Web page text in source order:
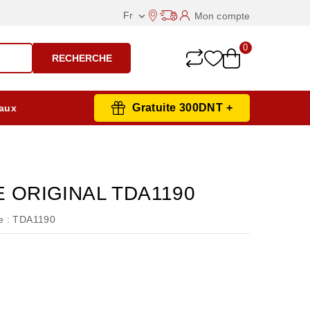
Fr  Mon compte
RECHERCHE
0
Gratuite 300DNT +
ORIGINAL TDA1190
: TDA1190